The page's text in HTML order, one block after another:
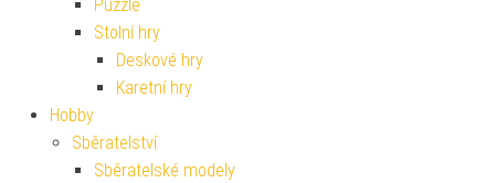
Puzzle
Stolní hry
Deskové hry
Karetní hry
Hobby
Sběratelství
Sběratelské modely